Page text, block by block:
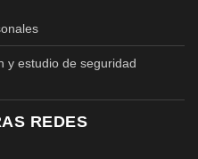
y estudio de seguridad
REDES